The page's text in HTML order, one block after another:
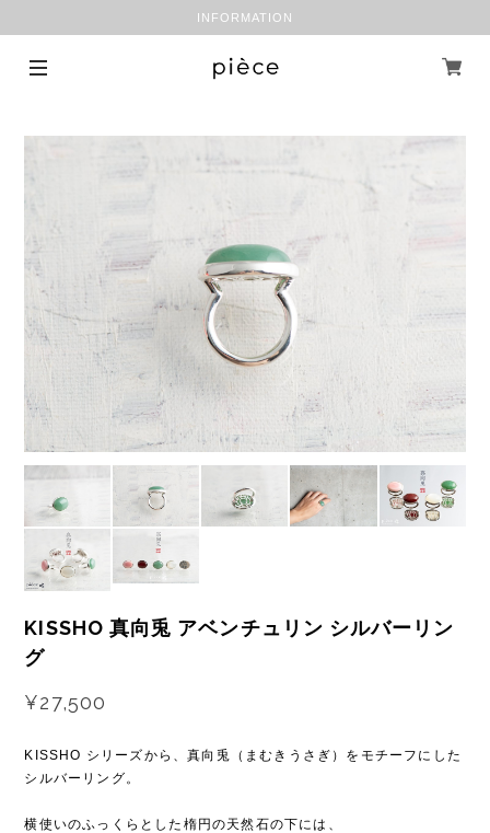
INFORMATION
KISSHO 真向兎 アベンチュリン シルバーリン
グ
¥27,500
KISSHO シリーズから、真向兎（まむきうさぎ）をモチーフにした
シルバーリング。
横使いのふっくらとした楕円の天然石の下には、